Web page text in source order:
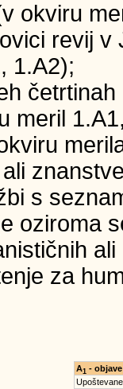
okviru
revij
1.A2);
meril
s
oziroma
za
A1 - objave